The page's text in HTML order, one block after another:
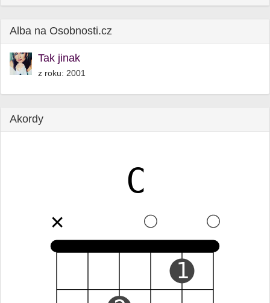
Alba na Osobnosti.cz
Tak jinak
z roku: 2001
Akordy
C
✕
1